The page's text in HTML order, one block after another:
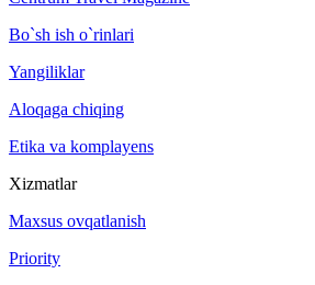
Bo`sh ish o`rinlari
Yangiliklar
Aloqaga chiqing
Etika va komplayens
Xizmatlar
Maxsus ovqatlanish
Priority